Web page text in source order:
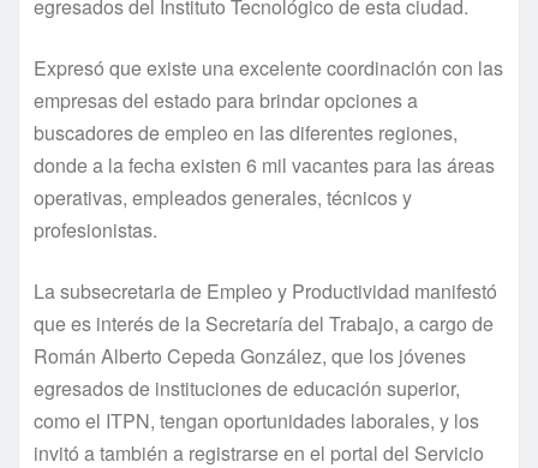
egresados del Instituto Tecnológico de esta ciudad.
Expresó que existe una excelente coordinación con las
empresas del estado para brindar opciones a
buscadores de empleo en las diferentes regiones,
donde a la fecha existen 6 mil vacantes para las áreas
operativas, empleados generales, técnicos y
profesionistas.
La subsecretaria de Empleo y Productividad manifestó
que es interés de la Secretaría del Trabajo, a cargo de
Román Alberto Cepeda González, que los jóvenes
egresados de instituciones de educación superior,
como el ITPN, tengan oportunidades laborales, y los
invitó a también a registrarse en el portal del Servicio